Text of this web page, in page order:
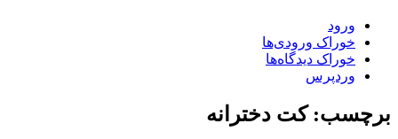
ورود
خوراک ورودی‌ها
خوراک دیدگاه‌ها
وردپرس
برچسب: کت دخترانه